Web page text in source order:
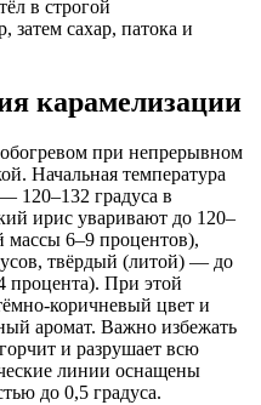
в строгой
затем сахар, патока и
карамелизации
при непрерывном
Начальная температура
120–132 градуса в
ирис уваривают до 120–
массы 6–9 процентов),
твёрдый (литой) — до
процента). При этой
коричневый цвет и
аромат. Важно избежать
и разрушает всю
линии оснащены
до 0,5 градуса.